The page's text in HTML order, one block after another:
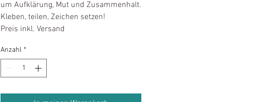
um Aufklärung, Mut und Zusammenhalt.
Kleben, teilen, Zeichen setzen!
Preis inkl. Versand
Anzahl *